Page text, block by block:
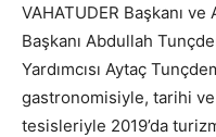
VAHATUDER Başkanı
Başkanı Abdullah
Yardımcısı Aytaç
gastronomisiyle, tarihi
tesisleriyle 2019’da